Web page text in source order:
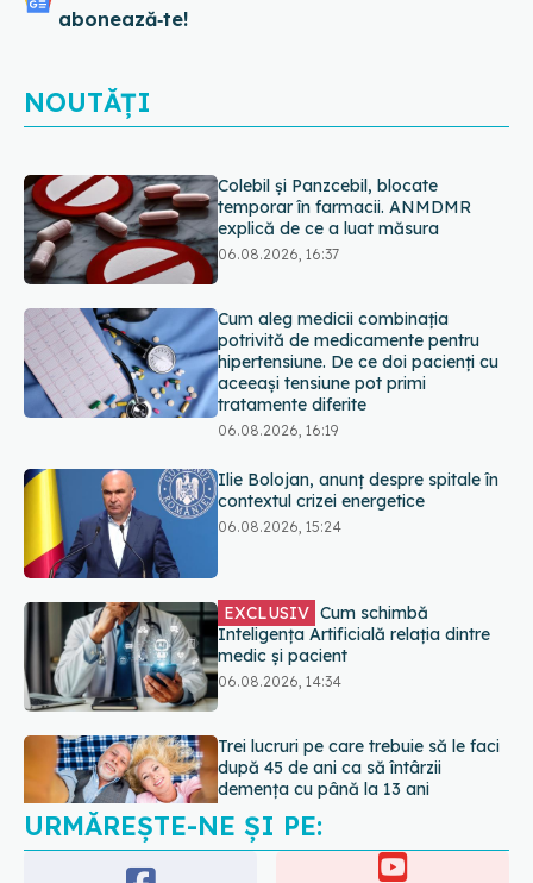
abonează‑te!
NOUTĂȚI
potrivită de medicamente pentru
hipertensiune. De ce doi pacienți cu
aceeași tensiune pot primi
tratamente diferite
06.08.2026, 16:19
Ilie Bolojan, anunț despre spitale în
contextul crizei energetice
06.08.2026, 15:24
Inteligența Artificială relația dintre
medic și pacient
06.08.2026, 14:34
după 45 de ani ca să întârzii
demența cu până la 13 ani
06.08.2026, 13:03
URMĂREȘTE-NE ȘI PE: